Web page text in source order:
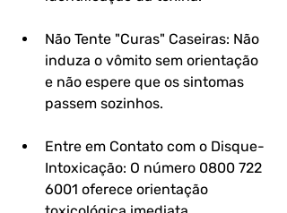
Não Tente "Curas" Caseiras: Não
induza o vômito sem orientação
e não espere que os sintomas
passem sozinhos.
Entre em Contato com o Disque-
Intoxicação: O número 0800 722
6001 oferece orientação